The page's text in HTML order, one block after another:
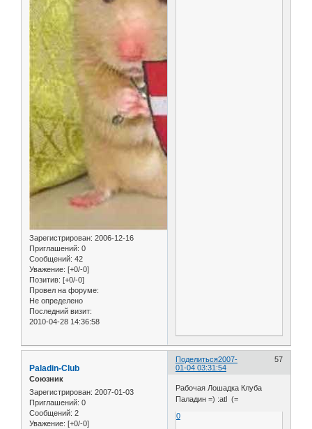
Зарегистрирован: 2006-12-16
Приглашений: 0
Сообщений: 42
Уважение: [+0/-0]
Позитив: [+0/-0]
Провел на форуме:
Не определено
Последний визит:
2010-04-28 14:36:58
Поделиться 57
2007-
01-04 03:31:54
Paladin-Club
Союзник
Зарегистрирован: 2007-01-03
Приглашений: 0
Сообщений: 2
Уважение: [+0/-0]
Рабочая Лошадка Клуба
Паладин =) :atl (=
0